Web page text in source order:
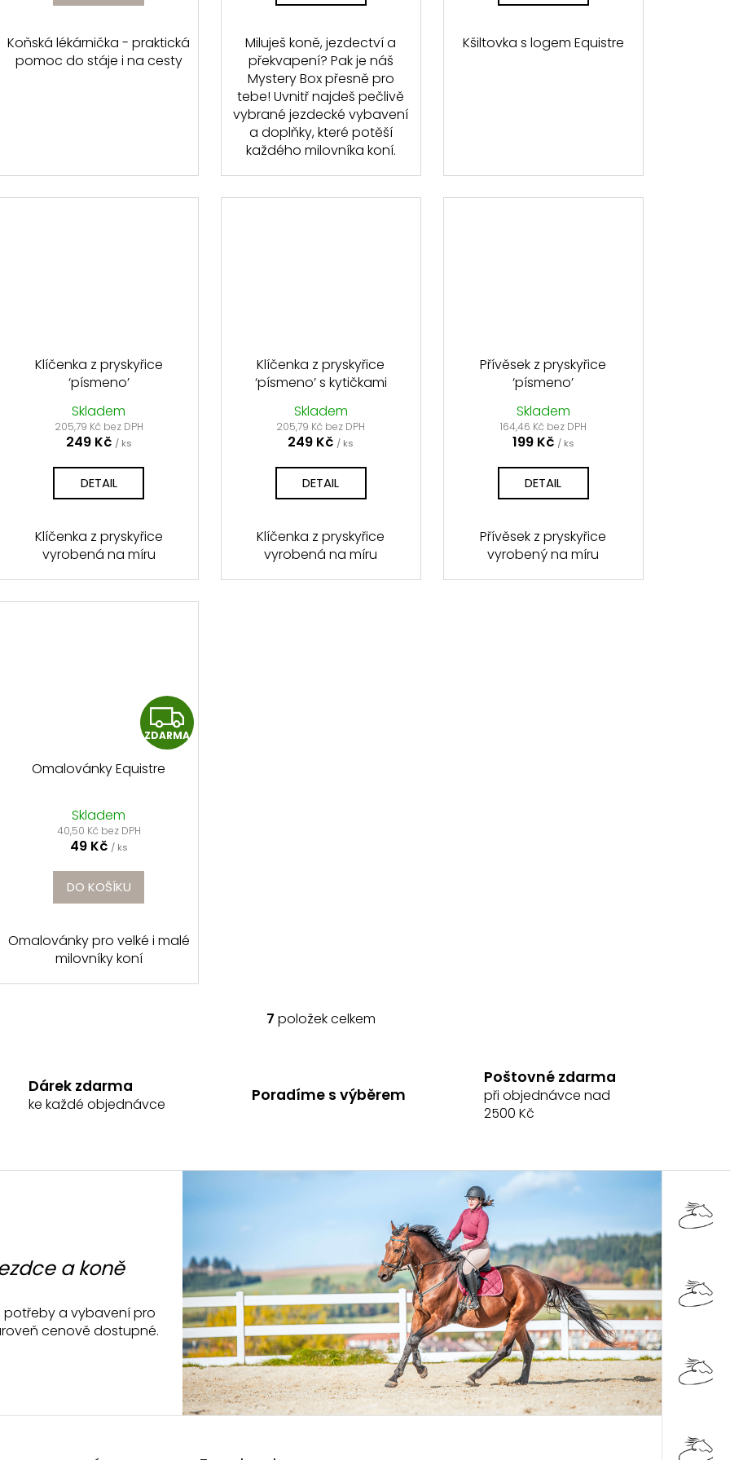
Koňská lékárnička - praktická
pomoc do stáje i na cesty
Miluješ koně, jezdectví a
překvapení? Pak je náš
Mystery Box přesně pro
tebe! Uvnitř najdeš pečlivě
vybrané jezdecké vybavení
a doplňky, které potěší
každého milovníka koní.
Kšiltovka s logem Equistre
Klíčenka z pryskyřice
‘písmeno’
Skladem
205,79 Kč bez DPH
249 Kč / ks
DETAIL
Klíčenka z pryskyřice
vyrobená na míru
Klíčenka z pryskyřice
‘písmeno’ s kytičkami
Skladem
205,79 Kč bez DPH
249 Kč / ks
DETAIL
Klíčenka z pryskyřice
vyrobená na míru
Přívěsek z pryskyřice
‘písmeno’
Skladem
164,46 Kč bez DPH
199 Kč / ks
DETAIL
Přívěsek z pryskyřice
vyrobený na míru
Z
D
ZDARMA
Omalovánky Equistre
Skladem
40,50 Kč bez DPH
49 Kč / ks
DO KOŠÍKU
Omalovánky pro velké i malé
milovníky koní
O
d
p
v
ý
p
i
s
u
7 položek celkem
Dárek zdarma
ke každé objednávce Poradíme s výběrem
Poštovné zdarma
při objednávce nad
2500 Kč
a koně
potřeby a vybavení pro
cenově dostupné.